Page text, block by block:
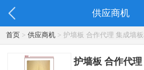
供应商机
首页> 供应商机> 护墙板 合作代理 集成墙
护墙板 合作代